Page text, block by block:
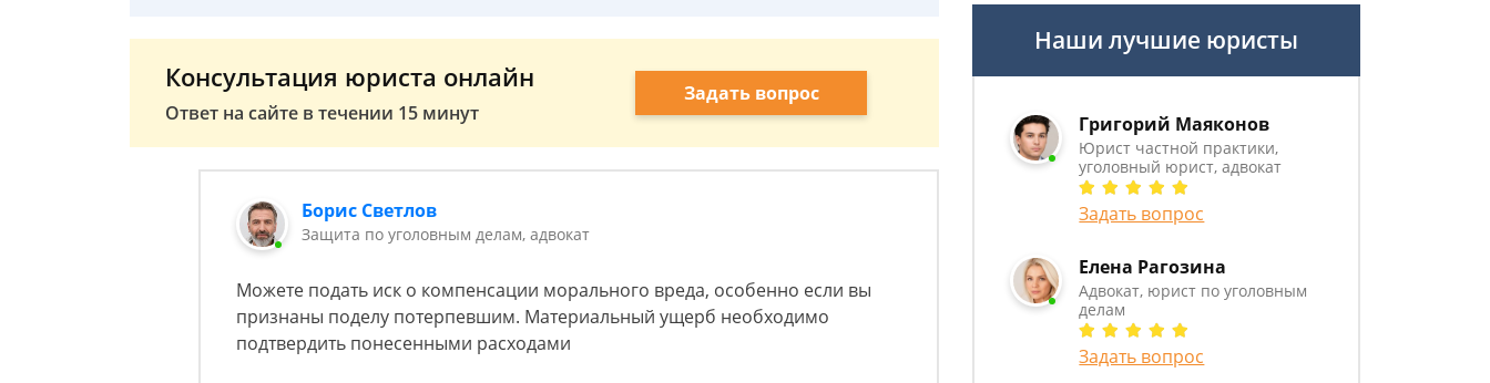
Консультация юриста онлайн
Ответ на сайте в течении 15 минут
Задать вопрос
Борис Светлов
Защита по уголовным делам, адвокат
Можете подать иск о компенсации морального вреда, особенно если вы
признаны поделу потерпевшим. Материальный ущерб необходимо
подтвердить понесенными расходами
Наши лучшие юристы
Григорий Маяконов
Юрист частной практики,
уголовный юрист, адвокат
Задать вопрос
Елена Рагозина
Адвокат, юрист по уголовным
делам
Задать вопрос